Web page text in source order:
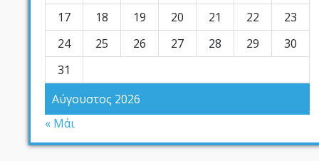
Αύγουστος 2026
17
18 19 20 21 22
23
24
25 26 27 28 29
30
31
« Μάι